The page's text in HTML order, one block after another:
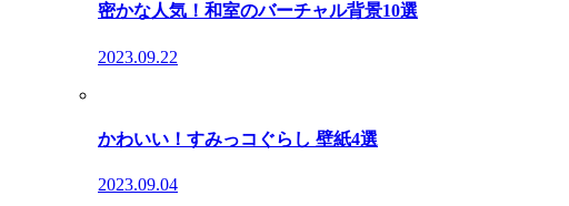
密かな人気！和室のバーチャル背景10選
2023.09.22
かわいい！すみっコぐらし 壁紙4選
2023.09.04